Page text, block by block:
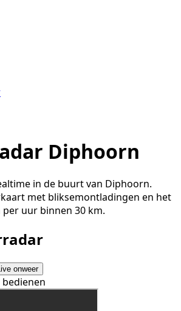
Diphoorn
in de buurt van Diphoorn.
met bliksemontladingen en het
uur binnen 30 km.
onweer